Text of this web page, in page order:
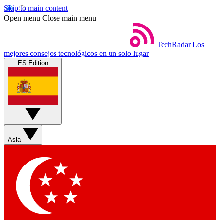
Skip to main content
Open menu Close main menu
TechRadar Los
mejores consejos tecnológicos en un solo lugar
ES Edition
Asia